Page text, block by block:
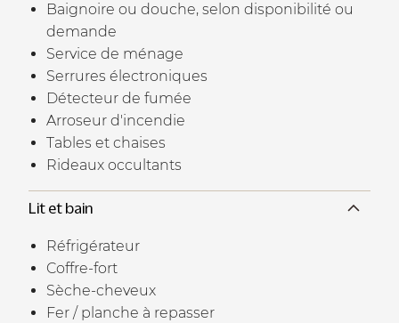
Baignoire ou douche, selon disponibilité ou
demande
Service de ménage
Serrures électroniques
Détecteur de fumée
Arroseur d'incendie
Tables et chaises
Rideaux occultants
Lit et bain
Réfrigérateur
Coffre-fort
Sèche-cheveux
Fer / planche à repasser